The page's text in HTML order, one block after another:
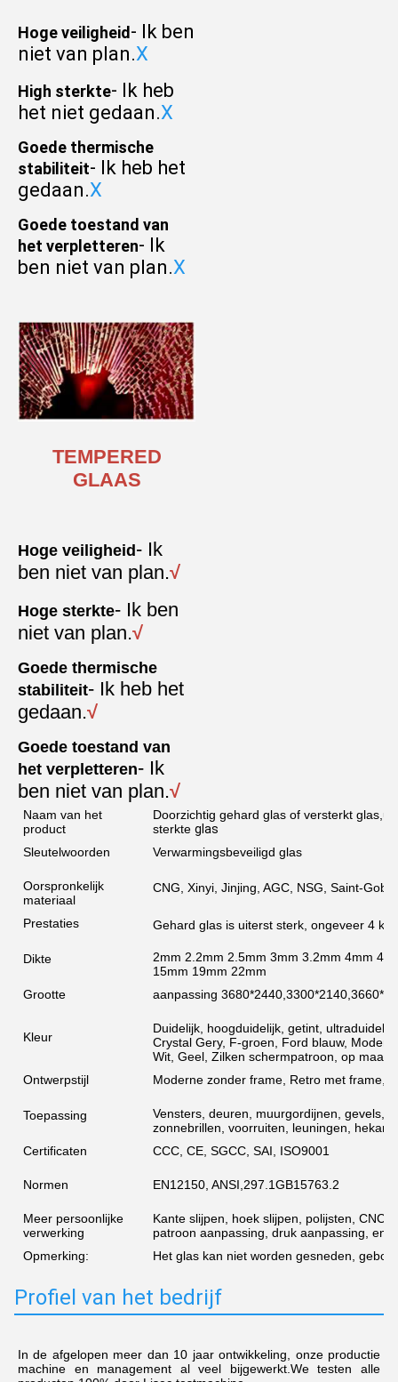
Hoge veiligheid- Ik ben
niet van plan.X
High sterkte- Ik heb
het niet gedaan.X
Goede thermische
stabiliteit- Ik heb het
gedaan.X
Goede toestand van
het verpletteren- Ik
ben niet van plan.X
TEMPERED
GLAAS
Hoge veiligheid - Ik
ben niet van plan.√
Hoge sterkte- Ik ben
niet van plan.√
Goede thermische
stabiliteit- Ik heb het
gedaan.√
Goede toestand van
het verpletteren- Ik
ben niet van plan.√
Naam van het
product
Doorzichtig gehard glas of versterkt
sterkte glas
Sleutelwoorden
Verwarmingsbeveiligd glas
Oorspronkelijk
materiaal
CNG, Xinyi, Jinjing, AGC, NSG, Saint-
Prestaties Gehard glas is uiterst sterk, ongeveer 4
Dikte
2mm 2.2mm 2.5mm 3mm 3.2mm 4mm
15mm 19mm 22mm
Grootte
aanpassing
Kleur
Duidelijk, hoogduidelijk, getint,
Crystal Gery, F-groen, Ford blauw,
Wit, Geel, Zilken schermpatroon, op maat
Ontwerpstijl
Moderne zonder frame, Retro met frame,
Toepassing
Vensters, deuren, muurgordijnen, gevels,
zonnebrillen, voorruiten, leuningen,
Certificaten
CCC, CE, SGCC, SAI, ISO9001
Normen EN12150, ANSI,297.1GB15763.2
Meer persoonlijke
verwerking
Kante slijpen, hoek slijpen, polijsten,
patroon aanpassing, druk aanpassing, enz.
Opmerking:
Het glas kan niet worden gesneden,
Profiel van het bedrijf
In de afgelopen meer dan 10 jaar ontwikkeling, onze productie
machine en management al veel bijgewerkt.We testen alle